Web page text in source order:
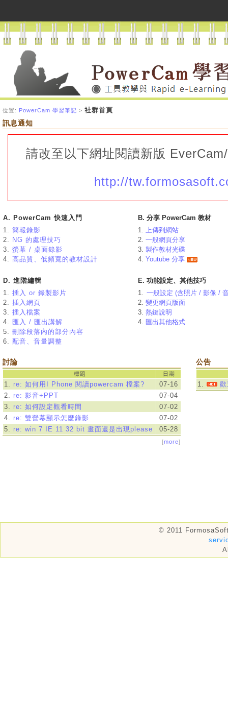
位置: PowerCam 學習筆記 > 社群首頁
訊息通知
請改至以下網址閱讀新版
http://
A. PowerCam 快速入門
1. 簡報錄影
2. NG 的處理技巧
3. 螢幕 / 桌面錄影
4. 高品質、低頻寬的教材設計
B. 分享 PowerCam 教材
1. 上傳到網站
2. 一般網頁分享
3. 製作教材光碟
4. Youtube 分享
D. 進階編輯
1. 插入 or 錄製影片
2. 插入網頁
3. 插入檔案
4. 匯入 / 匯出講解
5. 刪除段落內的部分內容
6. 配音、音量調整
E. 功能設定、其他技巧
1. 一般設定 (含照片 / 影像 /
2. 變更網頁版面
3. 熱鍵說明
4. 匯出其他格式
討論
標題 日期
1. re: 如何用I Phone 閱讀powercam 檔案?
07-16
2. re: 影音+PPT
07-04
3. re: 如何設定觀看時間
07-02
4. re: 雙營幕顯示怎麼錄影
07-02
5. re: win 7 IE 11 32 bit 畫面還是出現please install fsPlayer
05-28
[more]
公告
1.
© 2011